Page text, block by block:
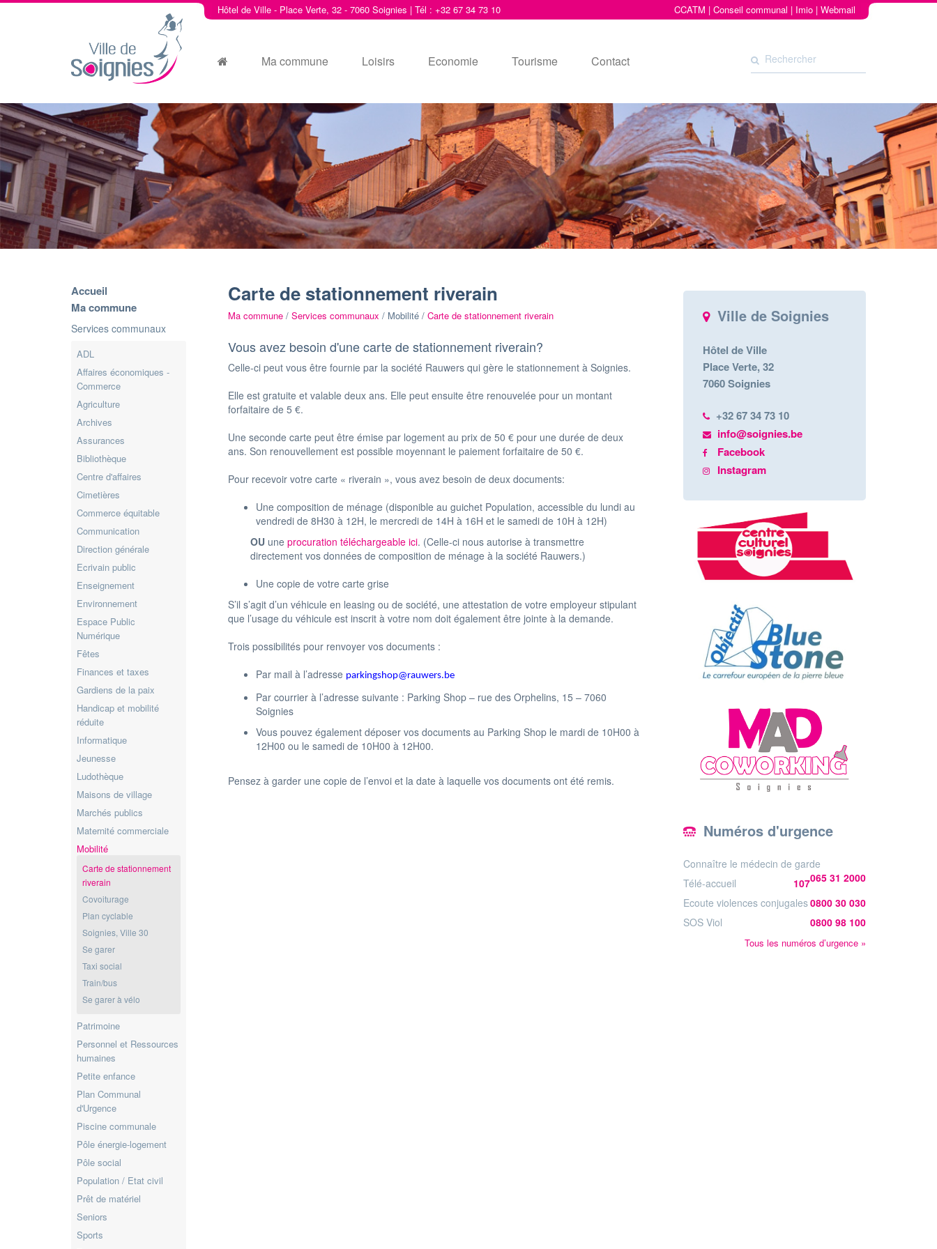
Hôtel de Ville - Place Verte, 32 - 7060 Soignies | Tél : +32 67 34 73 10 CCATM | Conseil communal | Imio | Webmail
Ma commune Loisirs Economie Tourisme Contact
Accueil
Ma commune
Services communaux
ADL
Affaires économiques -
Commerce
Agriculture
Archives
Assurances
Bibliothèque
Centre d'affaires
Cimetières
Commerce équitable
Communication
Direction générale
Ecrivain public
Enseignement
Environnement
Espace Public
Numérique
Fêtes
Finances et taxes
Gardiens de la paix
Handicap et mobilité
réduite
Informatique
Jeunesse
Ludothèque
Maisons de village
Marchés publics
Maternité commerciale
Mobilité
Carte de stationnement
riverain
Covoiturage
Plan cyclable
Soignies, Ville 30
Se garer
Taxi social
Train/bus
Se garer à vélo
Patrimoine
Personnel et Ressources
humaines
Petite enfance
Plan Communal
d'Urgence
Piscine communale
Pôle énergie-logement
Pôle social
Population / Etat civil
Prêt de matériel
Seniors
Sports
Carte de stationnement riverain
Ma commune / Services communaux / Mobilité / Carte de stationnement riverain
Vous avez besoin d'une carte de stationnement riverain?
Celle-ci peut vous être fournie par la société Rauwers qui gère le stationnement à Soignies.
Elle est gratuite et valable deux ans. Elle peut ensuite être renouvelée pour un montant
forfaitaire de 5 €.
Une seconde carte peut être émise par logement au prix de 50 € pour une durée de deux
ans. Son renouvellement est possible moyennant le paiement forfaitaire de 50 €.
Pour recevoir votre carte « riverain », vous avez besoin de deux documents:
Une composition de ménage (disponible au guichet Population, accessible du lundi au
vendredi de 8H30 à 12H, le mercredi de 14H à 16H et le samedi de 10H à 12H)
OU une procuration téléchargeable ici. (Celle-ci nous autorise à transmettre
directement vos données de composition de ménage à la société Rauwers.)
Une copie de votre carte grise
S’il s’agit d’un véhicule en leasing ou de société, une attestation de votre employeur stipulant
que l’usage du véhicule est inscrit à votre nom doit également être jointe à la demande.
Trois possibilités pour renvoyer vos documents :
Par mail à l’adresse parkingshop@rauwers.be
Par courrier à l’adresse suivante : Parking Shop – rue des Orphelins, 15 – 7060
Soignies
Vous pouvez également déposer vos documents au Parking Shop le mardi de 10H00 à
12H00 ou le samedi de 10H00 à 12H00.
Pensez à garder une copie de l’envoi et la date à laquelle vos documents ont été remis.
Ville de Soignies
Hôtel de Ville
Place Verte, 32
7060 Soignies
+32 67 34 73 10
info@soignies.be
Facebook
Instagram
Numéros d'urgence
Connaître le médecin de garde
065 31 2000
Télé-accueil
107
Ecoute violences conjugales0800 30 030
SOS Viol
0800 98 100
Tous les numéros d’urgence »